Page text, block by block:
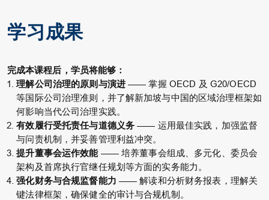
学习成果
完成本课程后，学员将能够：
理解公司治理的原则与演进—— 掌握 OECD 及 G20/OECD
等国际公司治理准则，并了解新加坡与中国的区域治理框架如
何影响当代公司治理实践。
有效履行受托责任与道德义务 —— 运用最佳实践，加强监督
与问责机制，并妥善管理利益冲突。
提升董事会运作效能—— 培养董事会组成、多元化、委员会
架构及首席执行官继任规划等方面的实务能力。
强化财务与合规监督能力 —— 解读和分析财务报表，理解关
键法律框架，确保健全的审计与合规机制。